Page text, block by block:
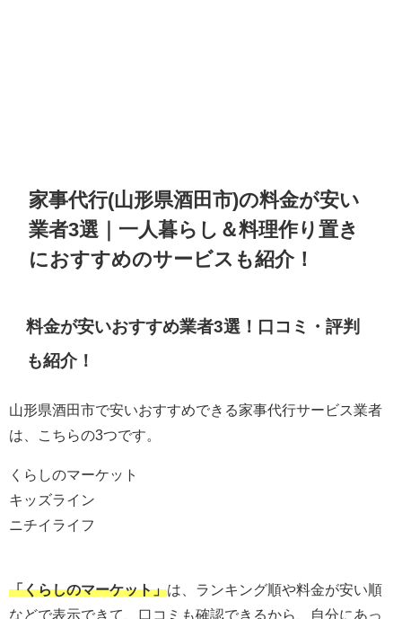
家事代行(山形県酒田市)の料金が安い
業者3選｜一人暮らし＆料理作り置き
におすすめのサービスも紹介！
料金が安いおすすめ業者3選！口コミ・評判
も紹介！
山形県酒田市で安いおすすめできる家事代行サービス業者
は、こちらの3つです。
くらしのマーケット
キッズライン
ニチイライフ
「くらしのマーケット」は、ランキング順や料金が安い順
などで表示できて、口コミも確認できるから、自分にあっ